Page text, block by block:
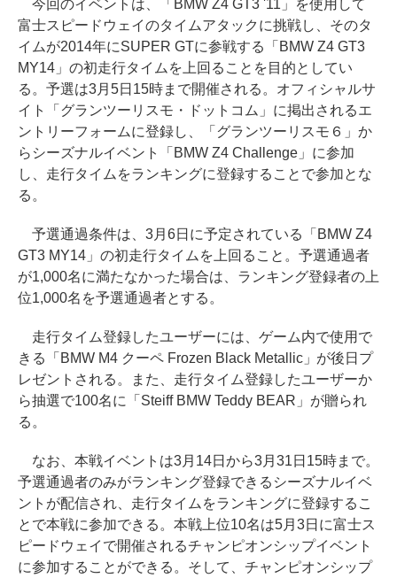
今回のイベントは、「BMW Z4 GT3 '11」を使用して
富士スピードウェイのタイムアタックに挑戦し、そのタ
イムが2014年にSUPER GTに参戦する「BMW Z4 GT3
MY14」の初走行タイムを上回ることを目的としてい
る。予選は3月5日15時まで開催される。オフィシャルサ
イト「グランツーリスモ・ドットコム」に掲出されるエ
ントリーフォームに登録し、「グランツーリスモ６」か
らシーズナルイベント「BMW Z4 Challenge」に参加
し、走行タイムをランキングに登録することで参加とな
る。
予選通過条件は、3月6日に予定されている「BMW Z4
GT3 MY14」の初走行タイムを上回ること。予選通過者
が1,000名に満たなかった場合は、ランキング登録者の上
位1,000名を予選通過者とする。
走行タイム登録したユーザーには、ゲーム内で使用で
きる「BMW M4 クーペ Frozen Black Metallic」が後日プ
レゼントされる。また、走行タイム登録したユーザーか
ら抽選で100名に「Steiff BMW Teddy BEAR」が贈られ
る。
なお、本戦イベントは3月14日から3月31日15時まで。
予選通過者のみがランキング登録できるシーズナルイベ
ントが配信され、走行タイムをランキングに登録するこ
とで本戦に参加できる。本戦上位10名は5月3日に富士ス
ピードウェイで開催されるチャンピオンシップイベント
に参加することができる。そして、チャンピオンシップ